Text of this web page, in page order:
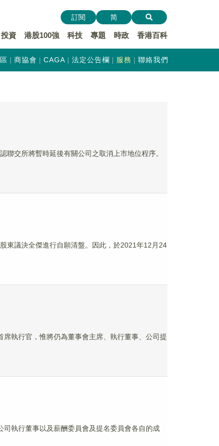
投資 港股100強 科技 專題 時政 香港百科
訂閱 简
商協會 CAGA 法定公告欄 服務 聯絡我們
聯交所將暫時延後有關公司之取消上市地位程序。
東議決全傑進行自願清盤。因此，於2021年12月24
執行官，惟將仍為董事會主席、執行董事、公司提
執行董事以及薪酬委員會及提名委員會各自的成